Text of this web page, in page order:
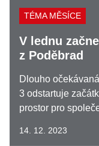
TÉMA MĚSÍCE
V lednu
z Poděbrad
Dlouho
3 odstartuje
prostor pro
14. 12. 2023